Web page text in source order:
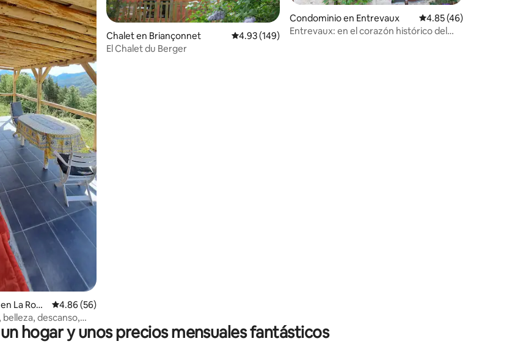
evaluaciones
La Roch
Calificación promedio: 4.86 de 5; 56 evaluaciones
4.86 (56)
descanso,
👍
Chalet en Briançonnet Calificación promedio: 4.93 de 5; 149 evaluaciones
4.93 (149)
El Chalet du Berger
Condominio en Entrevaux Calificación
4.85 (46)
Entrevaux: en el corazón histórico del
hogar y unos precios mensuales fantásticos